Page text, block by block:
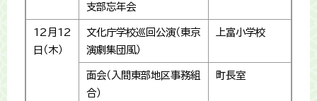
支部忘年会
12月12
日（木）
文化庁学校巡回公演（東京
演劇集団風）
上富小学校
面会（入間東部地区事務組
合）
町長室